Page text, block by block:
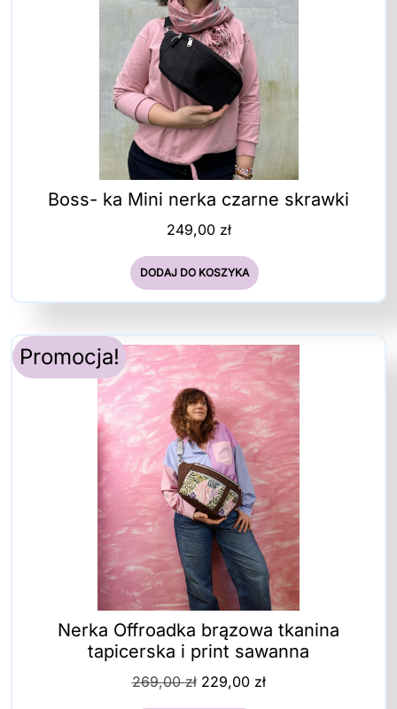
Boss- ka Mini nerka czarne skrawki
249,00 zł
DODAJ DO KOSZYKA
Promocja!
Nerka Offroadka brązowa tkanina
tapicerska i print sawanna
269,00zł Pierwotna
229,00 złAktualna